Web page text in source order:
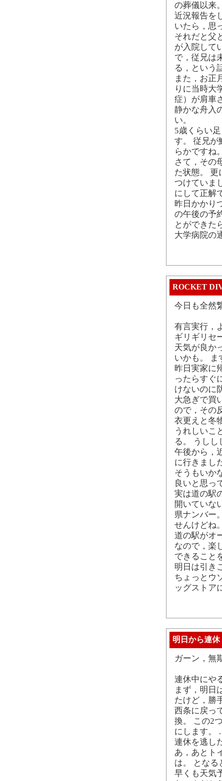
の葬儀以来
近況報告を
いたら，思
それだと父
が入院して
で，従兄は
る，という
また，お正
りに当時大
症）が肩車
静かな舟入
い。
5歳くらい
す。 従兄が
らかですね
さて，その
た状態。 更
つけていま
にして正解
昨日かかり
の午後の予
とができた
大学病院の
ROCKET
今日も全然
有言実行，
ギリギリセ
天気が良か
いかも。 ま
昨日実家に
ったらすぐ
けないのに
大急ぎで買
ので，その
衣更えと冬
うれしいこ
る。 うしし
午後から，
に行きまし
そうもいか
良いと思っ
実は道の駅
開いていな
県ナンバー
せんけどね
道の駅がオ
なので，楽
できること
明日は引き
ちょっとウ
ッグストア
明日から連休
ガーン，無
連休中にや
まず，明日
たけど，勝
西条に戻っ
換。 この2
にします。
連休を逃し
あ，あとト
は。 となる
早くも天気